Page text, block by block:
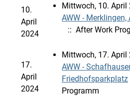
10.
April
2024
Mittwoch, 10. April
AWW -
:: After Work
17.
April
2024
Mittwoch, 17. April
AWW -
Friedhofsparkplatz
Programm